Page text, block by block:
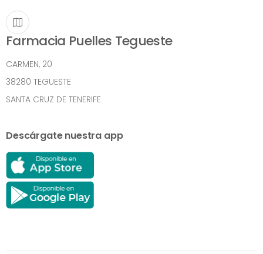
Farmacia Puelles Tegueste
CARMEN, 20
38280 TEGUESTE
SANTA CRUZ DE TENERIFE
Descárgate nuestra app